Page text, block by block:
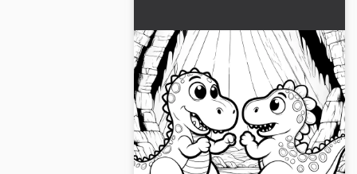
Deux petits dinosaures se
battent dans une grotte :
image à colorier gratuite
Découvrez une image de dinosaure
à colorier gratuitement avec deux
dinosaures mignons. Aucune
inscription nécessaire. Prenez-le